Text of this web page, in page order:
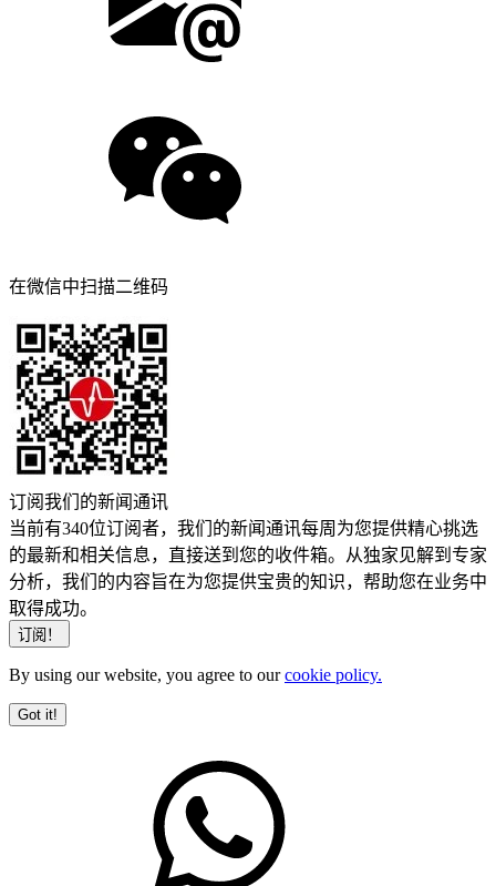
在微信中扫描二维码
订阅我们的新闻通讯
当前有340位订阅者，我们的新闻通讯每周为您提供精心挑选
的最新和相关信息，直接送到您的收件箱。从独家见解到专家
分析，我们的内容旨在为您提供宝贵的知识，帮助您在业务中
取得成功。
By using our website, you agree to ourcookie policy.
Got it!